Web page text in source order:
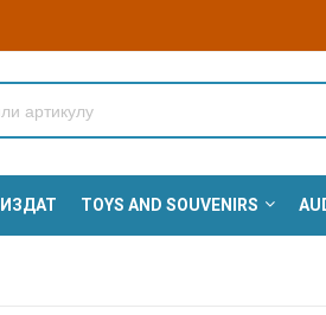
TOYS AND SOUVENIRS